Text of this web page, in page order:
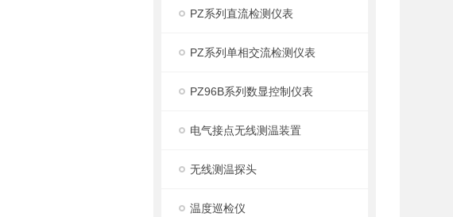
PZ系列直流检测仪表
PZ系列单相交流检测仪表
PZ96B系列数显控制仪表
电气接点无线测温装置
无线测温探头
温度巡检仪